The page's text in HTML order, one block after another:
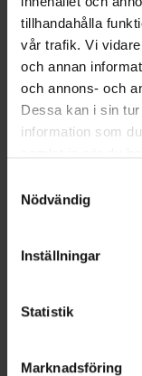
tillhandahålla
vår trafik. Vi
och annan
och annons- och
Dessa kan i sin
information som
Nödvändig
Inställningar
Statistik
Marknadsföring
Börjar det
Du kan boka en